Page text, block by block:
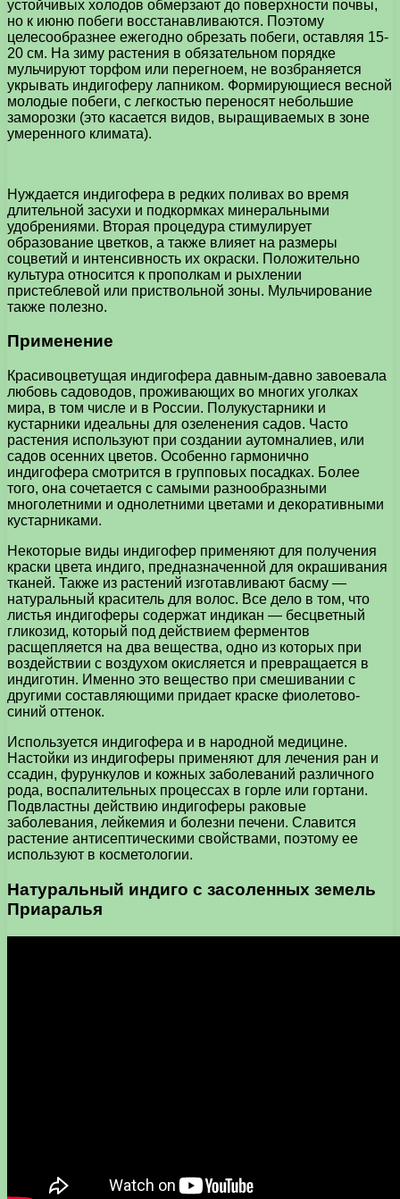
устойчивых холодов обмерзают до поверхности почвы,
но к июню побеги восстанавливаются. Поэтому
целесообразнее ежегодно обрезать побеги, оставляя 15-
20 см. На зиму растения в обязательном порядке
мульчируют торфом или перегноем, не возбраняется
укрывать индигоферу лапником. Формирующиеся весной
молодые побеги, с легкостью переносят небольшие
заморозки (это касается видов, выращиваемых в зоне
умеренного климата).
Нуждается индигофера в редких поливах во время
длительной засухи и подкормках минеральными
удобрениями. Вторая процедура стимулирует
образование цветков, а также влияет на размеры
соцветий и интенсивность их окраски. Положительно
культура относится к прополкам и рыхлении
пристеблевой или приствольной зоны. Мульчирование
также полезно.
Применение
Красивоцветущая индигофера давным-давно завоевала
любовь садоводов, проживающих во многих уголках
мира, в том числе и в России. Полукустарники и
кустарники идеальны для озеленения садов. Часто
растения используют при создании аутомналиев, или
садов осенних цветов. Особенно гармонично
индигофера смотрится в групповых посадках. Более
того, она сочетается с самыми разнообразными
многолетними и однолетними цветами и декоративными
кустарниками.
Некоторые виды индигофер применяют для получения
краски цвета индиго, предназначенной для окрашивания
тканей. Также из растений изготавливают басму —
натуральный краситель для волос. Все дело в том, что
листья индигоферы содержат индикан — бесцветный
гликозид, который под действием ферментов
расщепляется на два вещества, одно из которых при
воздействии с воздухом окисляется и превращается в
индиготин. Именно это вещество при смешивании с
другими составляющими придает краске фиолетово-
синий оттенок.
Используется индигофера и в народной медицине.
Настойки из индигоферы применяют для лечения ран и
ссадин, фурункулов и кожных заболеваний различного
рода, воспалительных процессах в горле или гортани.
Подвластны действию индигоферы раковые
заболевания, лейкемия и болезни печени. Славится
растение антисептическими свойствами, поэтому ее
используют в косметологии.
Натуральный индиго с засоленных земель
Приаралья